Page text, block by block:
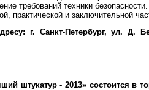
требований техники безопасности.
практической и заключительной
г. Санкт-Петербург, ул.
штукатур - 2013» состоится в